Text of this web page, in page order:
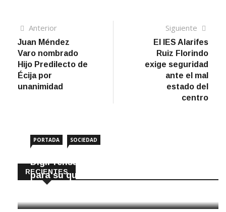
Navegación
de
entradas
AnteriorArtículo
anterior
Juan Méndez
Varo nombrado
Hijo Predilecto de
Écija por
unanimidad
Siguiente
El IES Alarifes
Ruiz Florindo
exige seguridad
ante el mal
estado del
centro
RECIENTES
PORTADA SOCIEDAD
DigiPrensa selecciona a Écija al Día
para su quiosco mundial